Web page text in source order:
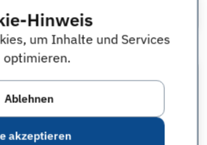
Hinweis
um Inhalte und Services
optimieren.
Ablehnen
akzeptieren